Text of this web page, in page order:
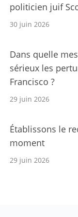
politicien juif
30 juin 2026
Dans quelle
sérieux les
Francisco ?
29 juin 2026
Établissons le
moment
29 juin 2026